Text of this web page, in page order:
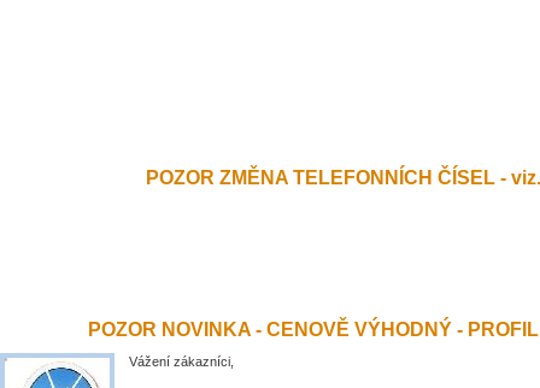
POZOR ZMĚNA TELEFONNÍCH ČÍSEL -
POZOR NOVINKA - CENOVĚ VÝHODNÝ -
Vážení zákazníci,